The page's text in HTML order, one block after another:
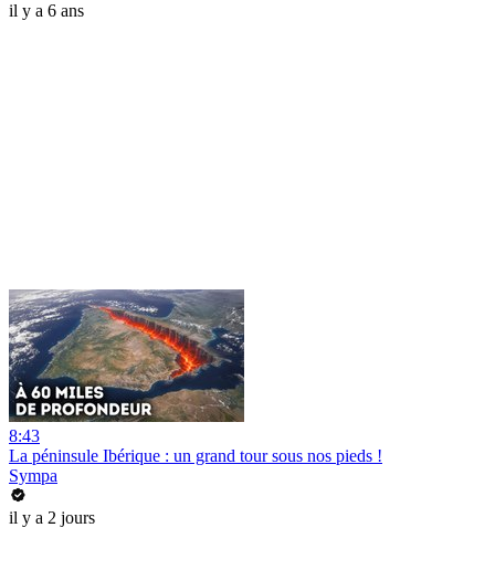
il y a 6 ans
8:43
La péninsule Ibérique : un grand tour sous nos pieds !
Sympa
il y a 2 jours